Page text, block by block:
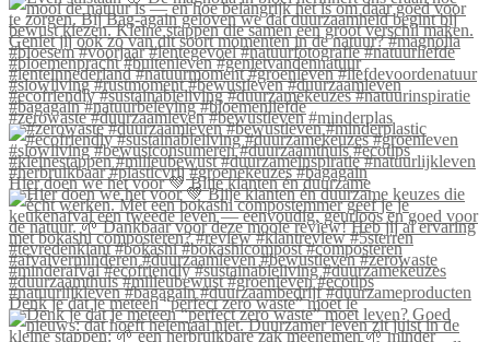
#zerowaste #duurzaamleven #bewustleven #minderplas
Hier doen we het voor 💚 Blije klanten én duurzame
Denk je dat je meteen “perfect zero waste” moet le